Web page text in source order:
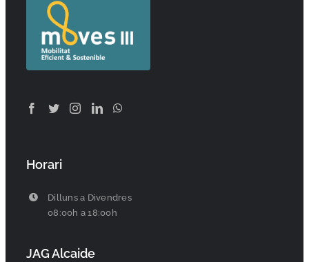
Horari
Dilluns a Divendres
08:00h a 18:00h
JAG Alcaide